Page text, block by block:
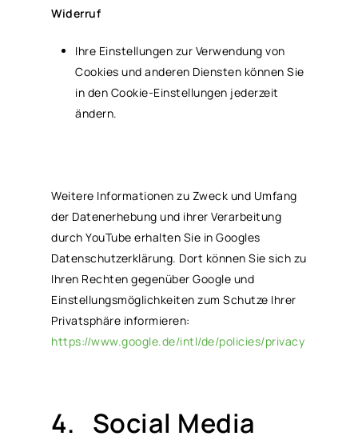
Widerruf
Ihre Einstellungen zur Verwendung von
Cookies und anderen Diensten können Sie
in den Cookie-Einstellungen jederzeit
ändern.
Weitere Informationen zu Zweck und Umfang
der Datenerhebung und ihrer Verarbeitung
durch YouTube erhalten Sie in Googles
Datenschutzerklärung. Dort können Sie sich zu
Ihren Rechten gegenüber Google und
Einstellungsmöglichkeiten zum Schutze Ihrer
Privatsphäre informieren:
https://www.google.de/intl/de/policies/privacy
4. Social Media